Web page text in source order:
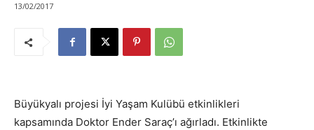
13/02/2017
Büyükyalı projesi İyi Yaşam Kulübü etkinlikleri
kapsamında Doktor Ender Saraç’ı ağırladı. Etkinlikte